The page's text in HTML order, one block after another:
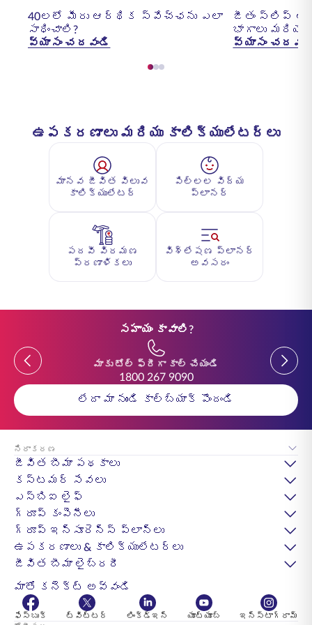
40లలో మీరు ఆర్థిక స్వేచ్ఛను ఎలా
సాధించాలి?
వ్యాసం చదవండి
జీతం స్లిప్
భాగాలు మరియు
వ్యాసం
ఉపకరణాలు మరియు కాలిక్యులేటర్లు
మానవ జీవిత విలువ
కాలిక్యులేటర్
పిల్లల విద్య
ప్లానర్
పదవీ విరమణ
ప్రణాళికలు
విశ్లేషణ ప్లానర్
అవసరం
సహాయం కావాలి?
Previous
మాకు టోల్ ఫ్రీగా కాల్ చేయండి
1800 267 9090
Previous
లేదా మా నుండి కాల్‌బ్యాక్ పొందండి
నిరాకరణ
జీవిత బీమా పథకాలు
కస్టమర్ సేవలు
ఎస్‌బిఐ లైఫ్
గ్రూప్ కంపెనీలు
గ్రూప్ ఇన్సూరెన్స్ ప్లాన్లు
ఉపకరణాలు & కాలిక్యులేటర్లు
జీవిత బీమా లైబ్రరీ
మాతో కనెక్ట్ అవ్వండి
ఫేస్బుక్ ట్విట్టర్ లింక్డ్ఇన్ యూట్యూబ్
ఇన్స్టాగ్రామ్